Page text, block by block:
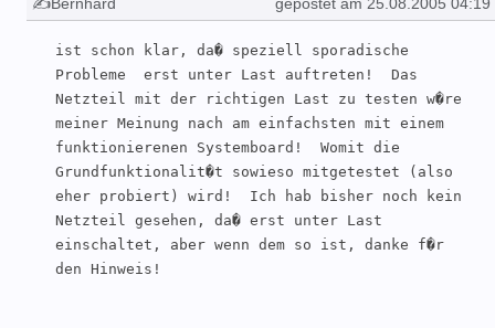
ist schon klar, da� speziell sporadische
Probleme  erst unter Last auftreten!  Das
Netzteil mit der richtigen Last zu testen w�re
meiner Meinung nach am einfachsten mit einem
funktionierenen Systemboard!  Womit die
Grundfunktionalit�t sowieso mitgetestet (also
eher probiert) wird!  Ich hab bisher noch kein
Netzteil gesehen, da� erst unter Last
einschaltet, aber wenn dem so ist, danke f�r
den Hinweis!